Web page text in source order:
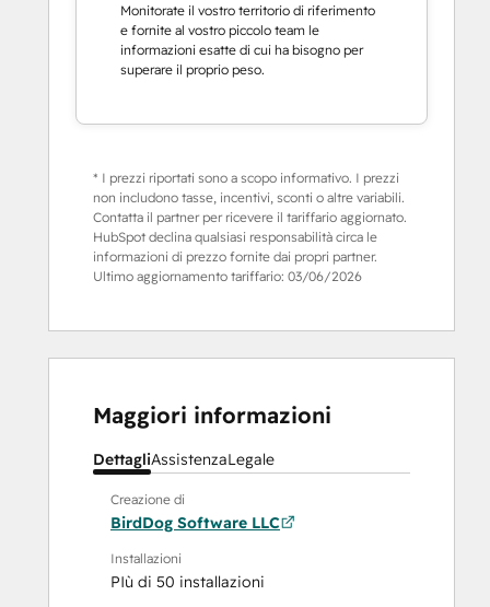
Monitorate il vostro territorio di riferimento
e fornite al vostro piccolo team le
informazioni esatte di cui ha bisogno per
superare il proprio peso.
* I prezzi riportati sono a scopo informativo. I prezzi
non includono tasse, incentivi, sconti o altre variabili.
Contatta il partner per ricevere il tariffario aggiornato.
HubSpot declina qualsiasi responsabilità circa le
informazioni di prezzo fornite dai propri partner.
Ultimo aggiornamento tariffario: 03/06/2026
Maggiori informazioni
DettagliAssistenzaLegale
Creazione di
BirdDog Software LLC
Installazioni
PIù di 50 installazioni